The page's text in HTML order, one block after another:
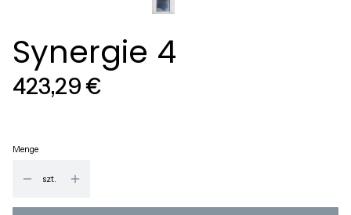
Synergie 4
Preis
423,29 €
Menge
szt.